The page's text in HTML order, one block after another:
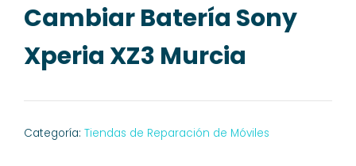
Cambiar Batería Sony
Xperia XZ3 Murcia
Categoría: Tiendas de Reparación de Móviles